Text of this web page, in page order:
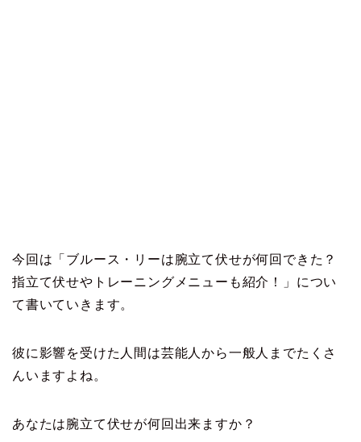
今回は「ブルース・リーは腕立て伏せが何回できた？
指立て伏せやトレーニングメニューも紹介！」につい
て書いていきます。
彼に影響を受けた人間は芸能人から一般人までたくさ
んいますよね。
あなたは腕立て伏せが何回出来ますか？